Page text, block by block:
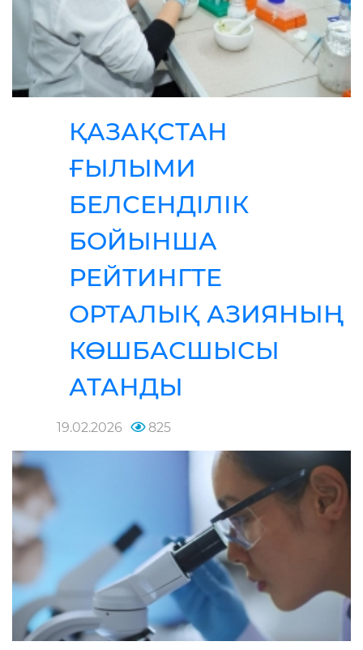
ҚАЗАҚСТАН
ҒЫЛЫМИ
БЕЛСЕНДІЛІК
БОЙЫНША
РЕЙТИНГТЕ
ОРТАЛЫҚ АЗИЯНЫҢ
КӨШБАСШЫСЫ
АТАНДЫ
19.02.2026 825